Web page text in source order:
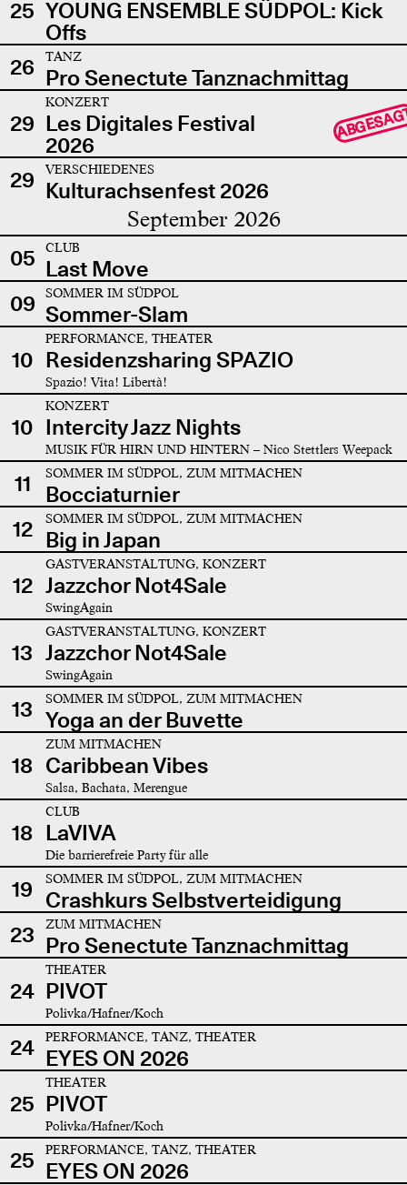
25 YOUNG ENSEMBLE SÜDPOL: Kick
Offs
26
TANZ
Pro Senectute Tanznachmittag
29
KONZERT
Les Digitales Festival
2026
29 VERSCHIEDENES
Kulturachsenfest 2026
September 2026
05 CLUB
Last Move
09
SOMMER IM SÜDPOL
Sommer-Slam
10
PERFORMANCE, THEATER
Residenzsharing SPAZIO
Spazio! Vita! Libertà!
10
KONZERT
Intercity Jazz Nights
MUSIK FÜR HIRN UND HINTERN – Nico Stettlers Weepack
11 SOMMER IM SÜDPOL, ZUM MITMACHEN
Bocciaturnier
12
SOMMER IM SÜDPOL, ZUM MITMACHEN
Big in Japan
12
GASTVERANSTALTUNG, KONZERT
Jazzchor Not4Sale
SwingAgain
13
GASTVERANSTALTUNG, KONZERT
Jazzchor Not4Sale
SwingAgain
13 SOMMER IM SÜDPOL, ZUM MITMACHEN
Yoga an der Buvette
18
ZUM MITMACHEN
Caribbean Vibes
Salsa, Bachata, Merengue
18
CLUB
LaVIVA
Die barrierefreie Party für alle
19 SOMMER IM SÜDPOL, ZUM MITMACHEN
Crashkurs Selbstverteidigung
23
ZUM MITMACHEN
Pro Senectute Tanznachmittag
24
THEATER
PIVOT
Polivka/Hafner/Koch
24 PERFORMANCE, TANZ, THEATER
EYES ON 2026
25
THEATER
PIVOT
Polivka/Hafner/Koch
25 PERFORMANCE, TANZ, THEATER
EYES ON 2026